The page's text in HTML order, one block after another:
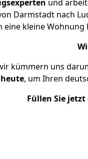
und
Darmstadt nach
eine kleine
kümmern uns
heute, um Ihren
Füllen Sie